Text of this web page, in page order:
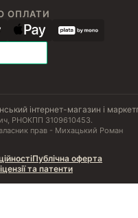
ОПЛАТИ
інтернет-магазин і
РНОКПП 3109610453.
власник прав - Михацький Роман
Публічна оферта
та патенти